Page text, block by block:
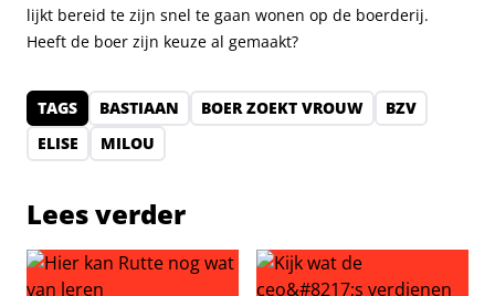
lijkt bereid te zijn snel te gaan wonen op de boerderij.
Heeft de boer zijn keuze al gemaakt?
TAGS BASTIAAN BOER ZOEKT VROUW
BZV
ELISE
MILOU
Lees verder